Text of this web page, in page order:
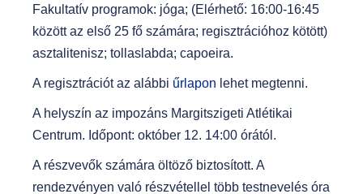
Fakultatív programok: jóga; (Elérhető: 16:00-16:45
között az első 25 fő számára; regisztrációhoz kötött)
asztalitenisz; tollaslabda; capoeira.
A regisztrációt az alábbi űrlapon lehet megtenni.
A helyszín az impozáns Margitszigeti Atlétikai
Centrum. Időpont: október 12. 14:00 órától.
A részvevők számára öltöző biztosított. A
rendezvényen való részvétellel több testnevelés óra